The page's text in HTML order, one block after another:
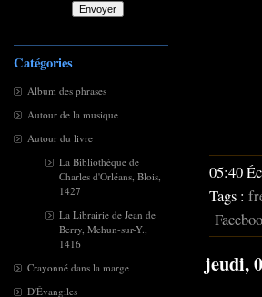
Catégories
Album des phrases
Autour de la musique
Autour du livre
La Bibliothèque de
Charles d'Orléans, Blois,
1427
La Librairie de Jean de
Berry, Mehun-sur-Y.,
1416
Crayonné dans la marge
D'Évangiles
05:40
Tags :
jeudi,